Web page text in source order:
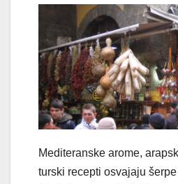
Mediteranske arome,
turski recepti osvajaju